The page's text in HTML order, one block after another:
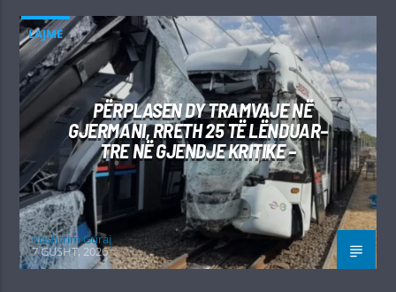
LAJME
PËRPLASEN DY TRAMVAJE NË
GJERMANI, RRETH 25 TË LËNDUAR–
TRE NË GJENDJE KRITIKE –
Kushtrim Guraj
7 GUSHT, 2026